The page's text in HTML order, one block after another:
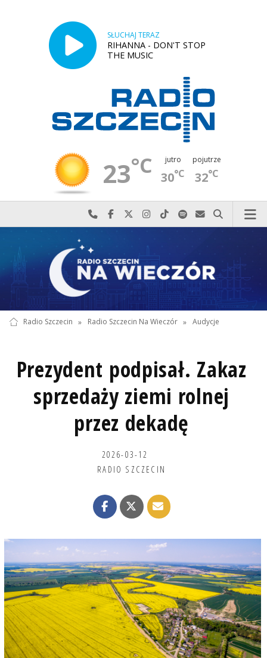
SŁUCHAJ TERAZ
RIHANNA - DON'T STOP
THE MUSIC
23°C jutro
30°C
pojutrze
32°C
Najlepiej po prostu do nas zadzwoń
Odwiedź nas na Facebook-u
Odwiedź nas na X
Odwiedź nas na Instagram-ie
Odwiedź nas na TikTok-u
Szukaj nas na Spotify
Wyślij do nas
Szukaj
Radio Szczecin » Radio Szczecin Na Wieczór » Audycje
Prezydent podpisał. Zakaz
sprzedaży ziemi rolnej
przez dekadę
2026-03-12
RADIO SZCZECIN